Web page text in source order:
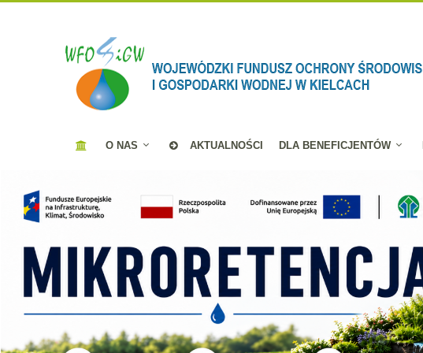
O NAS AKTUALNOŚCI DLA BENEFICJENTÓW